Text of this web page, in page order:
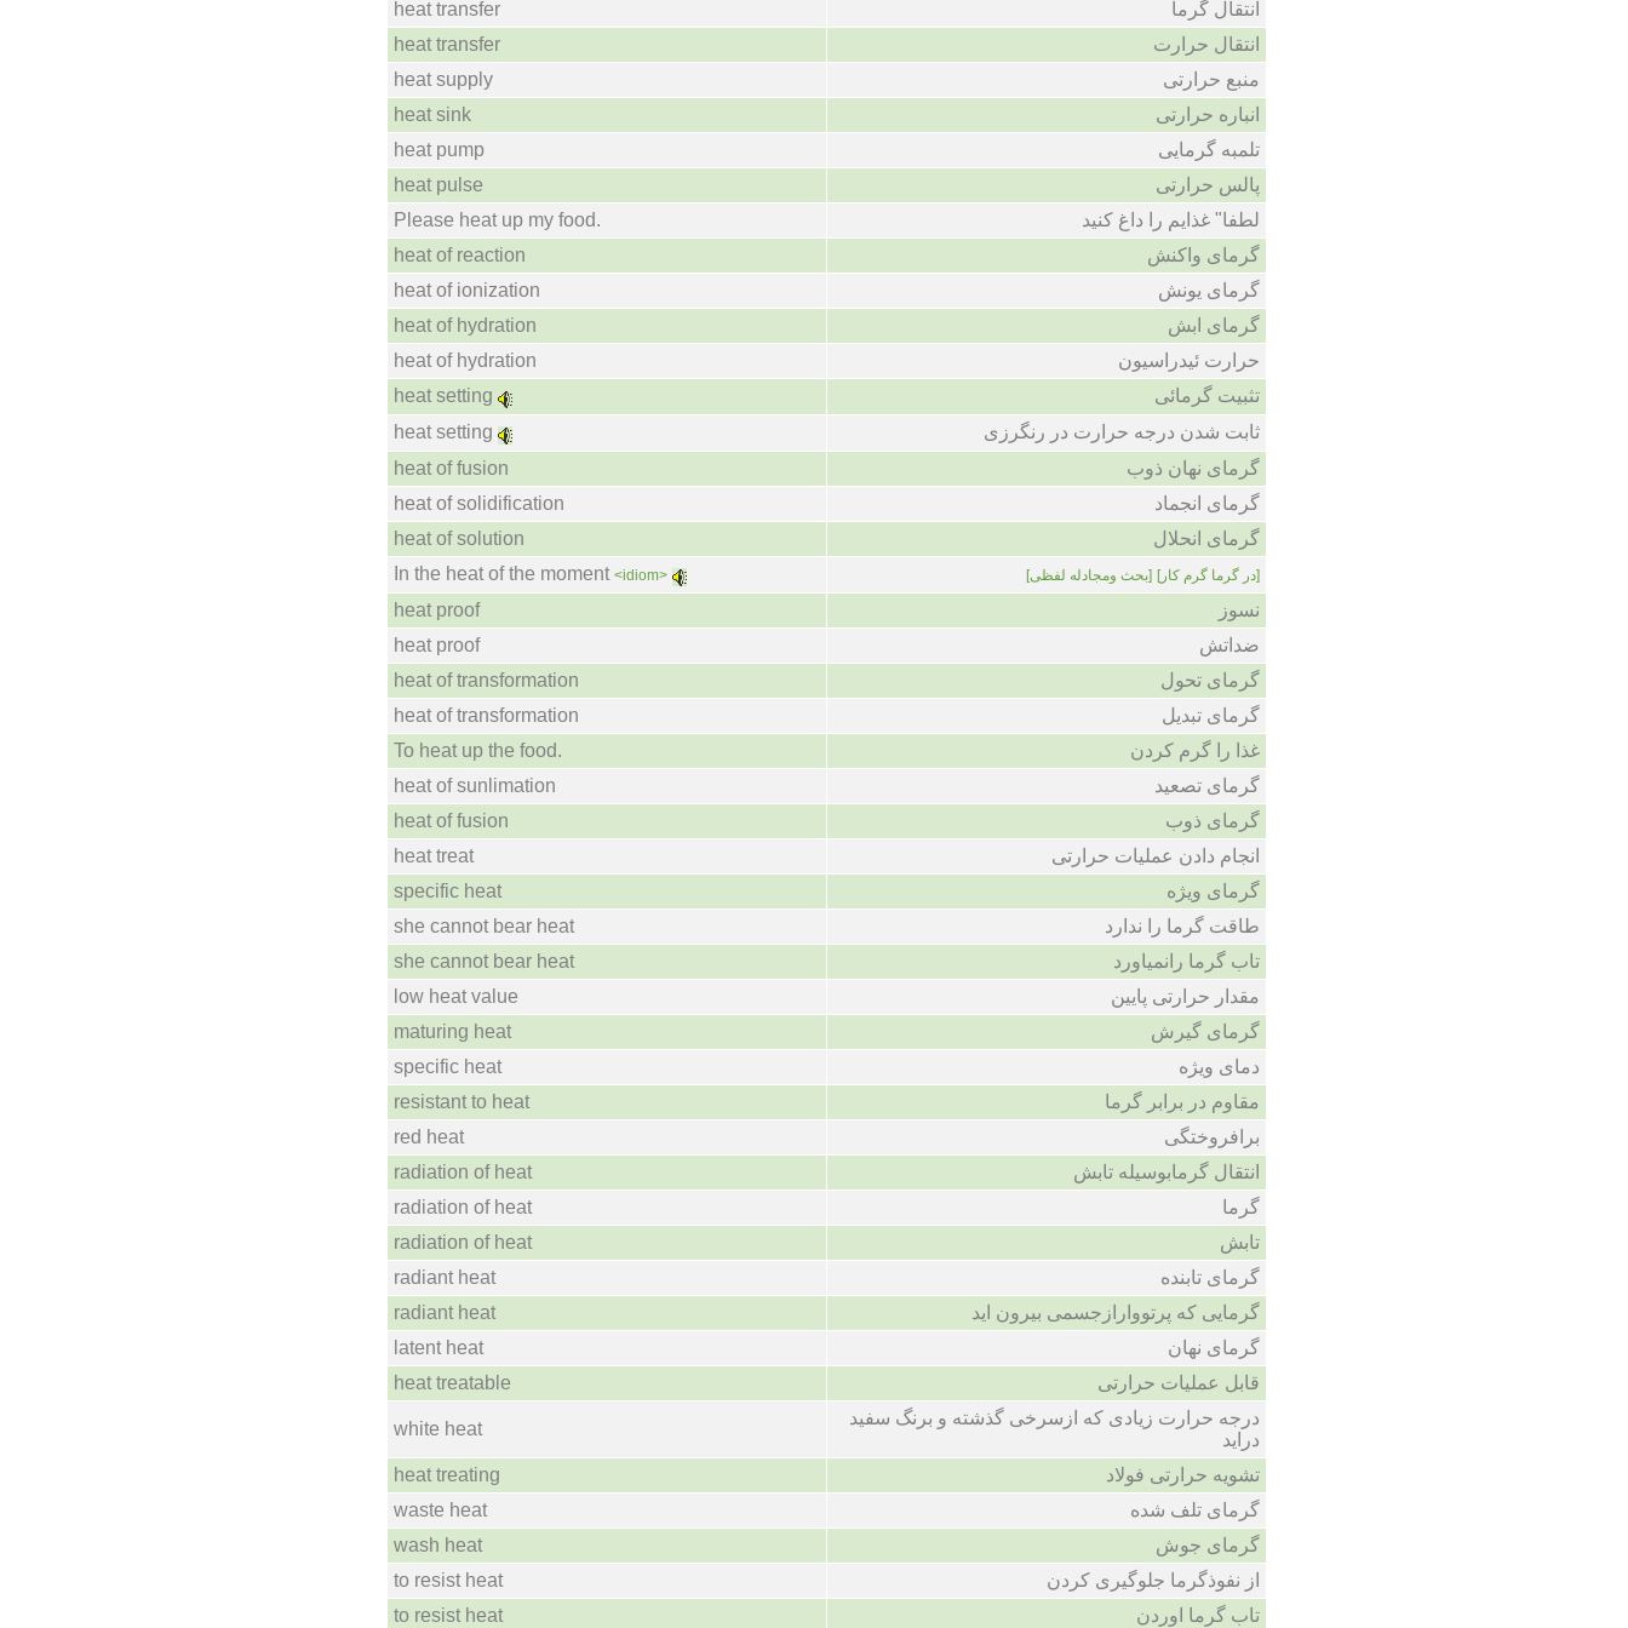
heat transfer
انتقال گرما
heat transfer
انتقال حرارت
heat supply
منبع حرارتی
heat sink
انباره حرارتی
heat pump
تلمبه گرمایی
heat pulse
پالس حرارتی
Please heat up my food.
لطفا" غذایم را داغ کنید
heat of reaction
گرمای واکنش
heat of ionization
گرمای یونش
heat of hydration
گرمای ابش
heat of hydration
حرارت ئیدراسیون
heat setting
تثبیت گرمائی
heat setting
ثابت شدن درجه حرارت در رنگرزی
heat of fusion
گرمای نهان ذوب
heat of solidification
گرمای انجماد
heat of solution
گرمای انحلال
In the heat of the moment <idiom> [در گرما گرم کار] [بحث ومجادله لفظی]
heat proof
نسوز
heat proof
ضداتش
heat of transformation
گرمای تحول
heat of transformation
گرمای تبدیل
To heat up the food.
غذا را گرم کردن
heat of sunlimation
گرمای تصعید
heat of fusion
گرمای ذوب
heat treat
انجام دادن عملیات حرارتی
specific heat
گرمای ویژه
she cannot bear heat
طاقت گرما را ندارد
she cannot bear heat
تاب گرما رانمیاورد
low heat value
مقدار حرارتی پایین
maturing heat
گرمای گیرش
specific heat
دمای ویژه
resistant to heat
مقاوم در برابر گرما
red heat
برافروختگی
radiation of heat
انتقال گرمابوسیله تابش
radiation of heat
گرما
radiation of heat
تابش
radiant heat
گرمای تابنده
radiant heat
گرمایی که پرتووارازجسمی بیرون اید
latent heat
گرمای نهان
heat treatable
قابل عملیات حرارتی
white heat
درجه حرارت زیادی که ازسرخی گذشته و برنگ سفید
دراید
heat treating
تشویه حرارتی فولاد
waste heat
گرمای تلف شده
wash heat
گرمای جوش
to resist heat
از نفوذگرما جلوگیری کردن
to resist heat
تاب گرما اوردن